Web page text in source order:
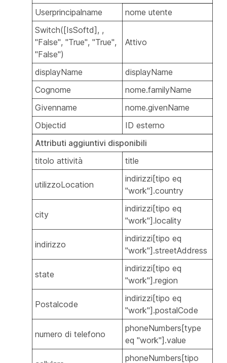
Userprincipalname
nome utente
Switch([IsSoftd], ,
"False", "True", "True",
"False")
Attivo
displayName
displayName
Cognome
nome.familyName
Givenname
nome.givenName
Objectid
ID esterno
Attributi aggiuntivi disponibili
titolo attività
title
utilizzoLocation
indirizzi[tipo eq
"work"].country
city
indirizzi[tipo eq
"work"].locality
indirizzo
indirizzi[tipo eq
"work"].streetAddress
state
indirizzi[tipo eq
"work"].region
Postalcode
indirizzi[tipo eq
"work"].postalCode
numero di telefono
phoneNumbers[type
eq "work"].value
phoneNumbers[tipo